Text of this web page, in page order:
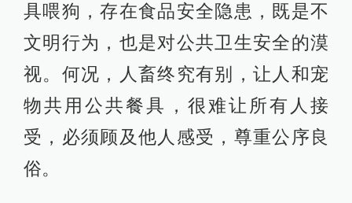
具喂狗，存在食品安全隐患，既是不
文明行为，也是对公共卫生安全的漠
视。何况，人畜终究有别，让人和宠
物共用公共餐具，很难让所有人接
受，必须顾及他人感受，尊重公序良
俗。